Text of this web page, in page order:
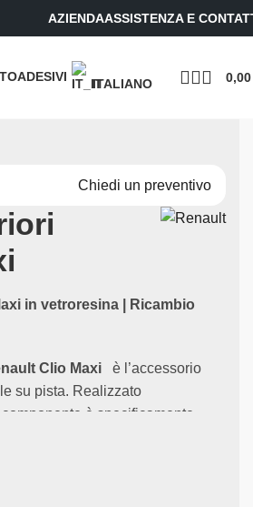
AZIENDAASSISTENZA E
ADESIVI
ITALIANO
Chiedi un preventivo
in vetroresina | Ricambio
Clio Maxi
è l’accessorio
su pista. Realizzato
componente è specificamente